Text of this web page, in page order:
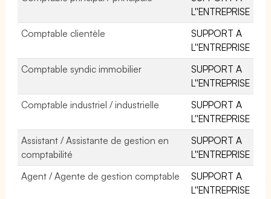
L''ENTREPRISE
Comptable clientèle
SUPPORT A
L''ENTREPRISE
Comptable syndic immobilier
SUPPORT A
L''ENTREPRISE
Comptable industriel / industrielle
SUPPORT A
L''ENTREPRISE
Assistant / Assistante de gestion en
comptabilité
SUPPORT A
L''ENTREPRISE
Agent / Agente de gestion comptable
SUPPORT A
L''ENTREPRISE